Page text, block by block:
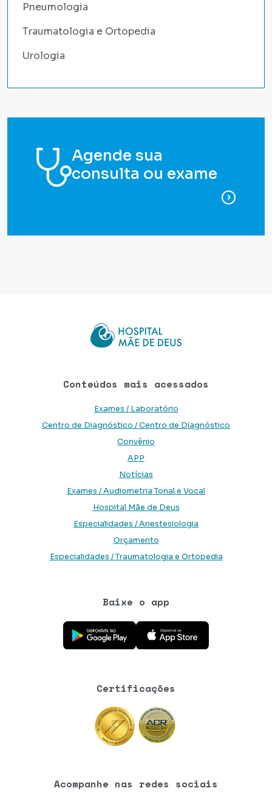
Pneumologia
Traumatologia e Ortopedia
Urologia
Agende sua
consulta ou exame
para
Conteúdos mais acessados
Exames / Laboratório
Centro de Diagnóstico / Centro de Diagnóstico
Convênio
APP
Notícias
Exames / Audiometria Tonal e Vocal
Hospital Mãe de Deus
Especialidades / Anestesiologia
Orçamento
Especialidades / Traumatologia e Ortopedia
Baixe o app
Baixe o aplicativo na Google Play Store
Baixe o aplicativo na App Store
Certificações
Acompanhe nas redes sociais